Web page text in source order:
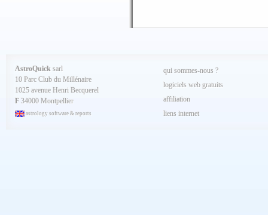
Septembre 2024
Avril 2024
Mars 2024
Février 2024
Janvier 2024
Décembre 2023
Novembre 2023
AstroQuick sarl
10 Parc Club du Millénaire
1025 avenue Henri Becquerel
F 34000 Montpellier
astrology software & reports
qui sommes-nous ?
logiciels web gratuits
affiliation
liens internet